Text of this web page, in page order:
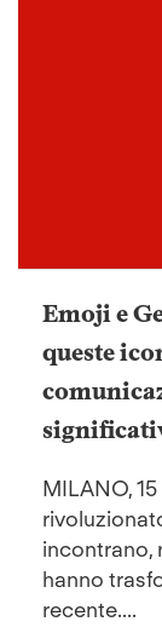
Emoji e
queste
MILANO,
incontrano,
hanno
recente....